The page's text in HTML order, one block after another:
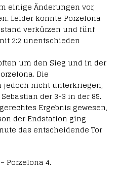
einige Änderungen vor,
Leider konnte Porzelona
verkürzen und fünf
2:2 unentschieden
um den Sieg und in der
Die
nicht unterkriegen,
der 3-3 in der 85.
Ergebnis gewesen,
der Endstation ging
das entscheidende Tor
Porzelona 4.